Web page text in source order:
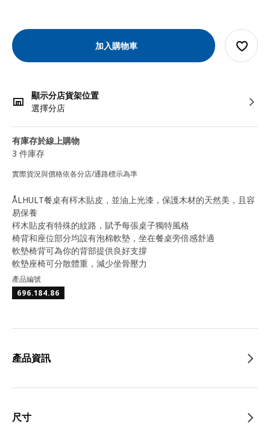
加入購物車
顯示分店貨架位置
選擇分店
有庫存於線上購物
3 件庫存
實際貨況與價格依各分店/通路標示為準
ÅLHULT餐桌有梣木貼皮，並油上光漆，保護木材的天然美，且容
易保養
梣木貼皮有特殊的紋路，賦予每張桌子獨特風格
椅背和座位部分均設有泡棉軟墊，坐在餐桌旁倍感舒適
軟墊椅背可為你的背部提供良好支撐
軟墊座椅可分散體重，減少坐骨壓力
產品編號
696.184.86
產品資訊
尺寸